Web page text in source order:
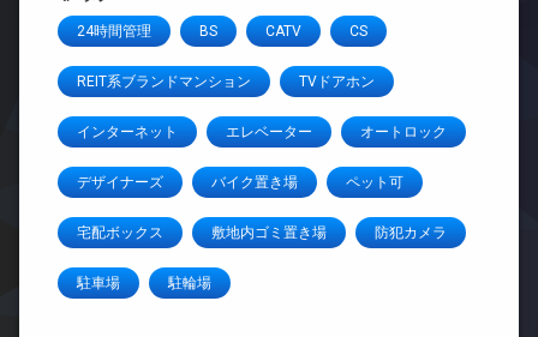
24時間管理 BS CATV CS
REIT系ブランドマンション TVドアホン
インターネット エレベーター オートロック
デザイナーズ バイク置き場 ペット可
宅配ボックス 敷地内ゴミ置き場 防犯カメラ
駐車場 駐輪場